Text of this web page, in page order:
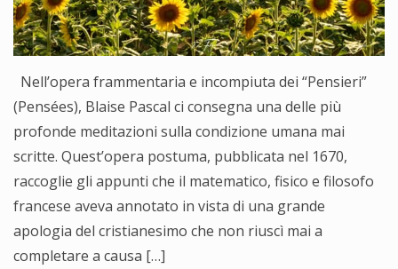
Nell’opera frammentaria e incompiuta dei “Pensieri”
(Pensées), Blaise Pascal ci consegna una delle più
profonde meditazioni sulla condizione umana mai
scritte. Quest’opera postuma, pubblicata nel 1670,
raccoglie gli appunti che il matematico, fisico e filosofo
francese aveva annotato in vista di una grande
apologia del cristianesimo che non riuscì mai a
completare a causa […]